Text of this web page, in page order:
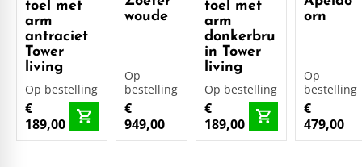
toel met
arm
antraciet
Tower
living
Op bestelling
€
189,00
woude
Op
bestelling
€
949,00
toel met
arm
donkerbru
in Tower
living
Op bestelling
€
189,00
orn
Op
bestelling
€
479,00